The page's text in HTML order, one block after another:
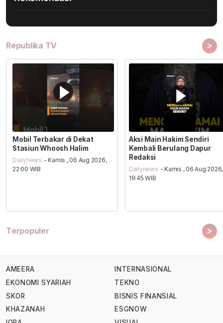
Republika TV >
Mobil Terbakar di Dekat
Stasiun Whoosh Halim
Dailynews - Kamis , 06 Aug 2026,
22:00 WIB
Aksi Main Hakim Sendiri
Kembali Berulang Dapur
Redaksi
Dailynews - Kamis , 06 Aug 2026,
19:45 WIB
Terpopuler >
AMEERA
EKONOMI SYARIAH
SKOR
KHAZANAH
INTERNASIONAL
TEKNO
BISNIS FINANSIAL
ESGNOW